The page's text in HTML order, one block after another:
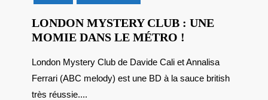
LONDON MYSTERY CLUB : UNE
MOMIE DANS LE MÉTRO !
CLUB
:
London Mystery Club de Davide Cali et Annalisa
Ferrari (ABC melody) est une BD à la sauce british
très réussie....